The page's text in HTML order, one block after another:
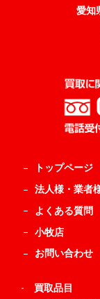
愛知
トップページ
法人様・業者
よくある質問
小牧店
お問い合わせ
- 買取品目